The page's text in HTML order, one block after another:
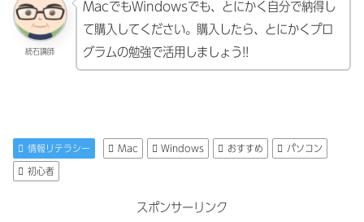
続石講師
MacでもWindowsでも、とにかく自分で納得し
て購入してください。購入したら、とにかくプロ
グラムの勉強で活用しましょう!!
情報リテラシー Mac Windows おすすめ パソコン
初心者
スポンサーリンク